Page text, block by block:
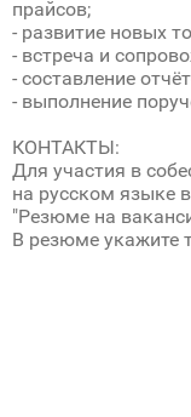
прайсов;
- развитие новых
- встреча и
- составление
- выполнение
КОНТАКТЫ:
Для участия в
на русском языке
"Резюме на
В резюме укажите